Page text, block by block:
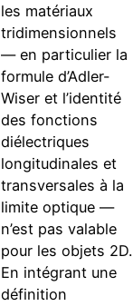
les matériaux
tridimensionnels
— en particulier la
formule d’Adler-
Wiser et l’identité
des fonctions
diélectriques
longitudinales et
transversales à la
limite optique —
n’est pas valable
pour les objets 2D.
En intégrant une
définition